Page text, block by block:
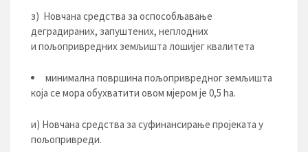
з) Новчана средства за оспособљавање
деградираних, запуштених, неплодних
и пољопривредних земљишта лошијег квалитета
минимална површина пољопривредног земљишта
која се мора обухватити овом мјером је 0,5 hа.
и) Новчана средства за суфинансирање пројеката у
пољопривреди.